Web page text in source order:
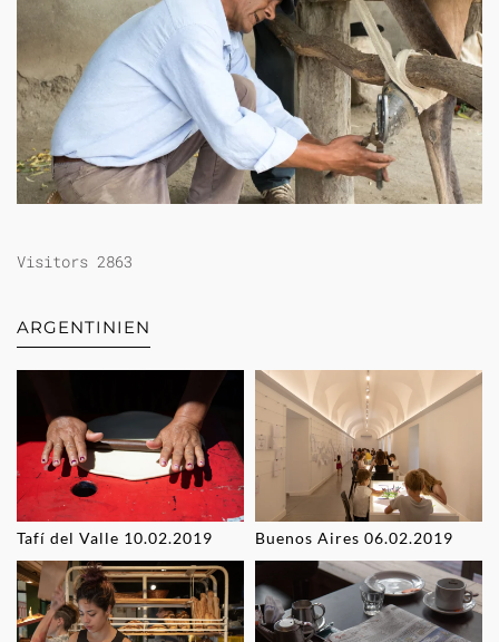
Visitors 2863
ARGENTINIEN
Tafí del Valle 10.02.2019 Buenos Aires 06.02.2019